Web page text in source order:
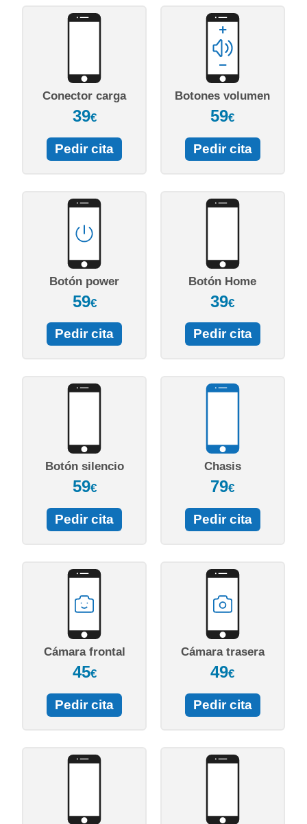
Conector carga
39€
Pedir cita
Botones volumen
59€
Pedir cita
Botón power
59€
Pedir cita
Botón Home
39€
Pedir cita
Botón silencio
59€
Pedir cita
Chasis
79€
Pedir cita
Cámara frontal
45€
Pedir cita
Cámara trasera
49€
Pedir cita